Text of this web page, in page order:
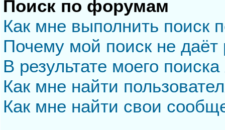
Поиск по форумам
Как мне выполнить
Почему мой поиск не даёт
В результате моего
Как мне найти
Как мне найти свои